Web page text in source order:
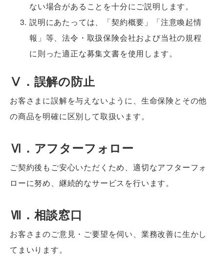
ない場合があることを十分にご説明します。
説明にあたっては、「契約概要」「注意喚起情
報」等、法令・取扱保険会社および当社の規程
に則った適正な募集文書を使用します。
Ⅴ．誤解の防止
お客さまに誤解を与えないように、生命保険とその他
の商品を明確に区別して取扱います。
Ⅵ．アフターフォロー
ご契約後もご安心いただくため、適切なアフターフォ
ローに努め、継続的なサービスを行います。
Ⅶ．相談窓口
お客さまのご意見・ご要望を伺い、業務改善に生かし
てまいります。